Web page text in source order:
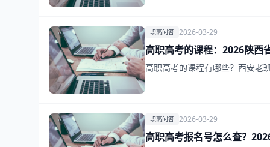
职高问答 2026-03-29
高职高考的课程：2026陕西
高职高考的课程有哪些？西安老
职高问答 2026-03-29
高职高考报名号怎么查？